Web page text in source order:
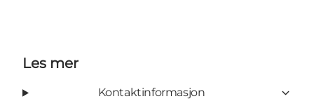
Les mer
Kontaktinformasjon